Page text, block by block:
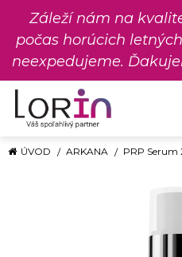
Záleží nám na
počas horúcich
neexpedujeme.
ÚVOD ARKANA PRP Serum